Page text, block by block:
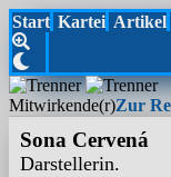
Start Kartei Artikel
Mitwirkende(r)Zur
Sona Cervená
Darstellerin.